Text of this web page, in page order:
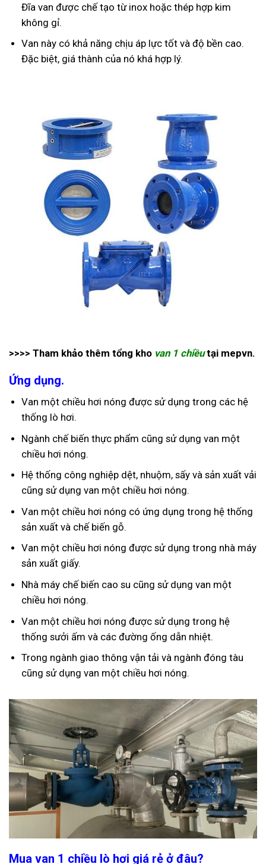
Đĩa van được chế tạo từ inox hoặc thép hợp kim
không gỉ.
Van này có khả năng chịu áp lực tốt và độ bền cao.
Đặc biệt, giá thành của nó khá hợp lý.
>>>> Tham khảo thêm tổng kho van 1 chiềutại mepvn.
Ứng dụng.
Van một chiều hơi nóng được sử dụng trong các hệ
thống lò hơi.
Ngành chế biến thực phẩm cũng sử dụng van một
chiều hơi nóng.
Hệ thống công nghiệp dệt, nhuộm, sấy và sản xuất vải
cũng sử dụng van một chiều hơi nóng.
Van một chiều hơi nóng có ứng dụng trong hệ thống
sản xuất và chế biến gỗ.
Van một chiều hơi nóng được sử dụng trong nhà máy
sản xuất giấy.
Nhà máy chế biến cao su cũng sử dụng van một
chiều hơi nóng.
Van một chiều hơi nóng được sử dụng trong hệ
thống sưởi ấm và các đường ống dẫn nhiệt.
Trong ngành giao thông vận tải và ngành đóng tàu
cũng sử dụng van một chiều hơi nóng.
Mua van 1 chiều lò hơi giá rẻ ở đâu?